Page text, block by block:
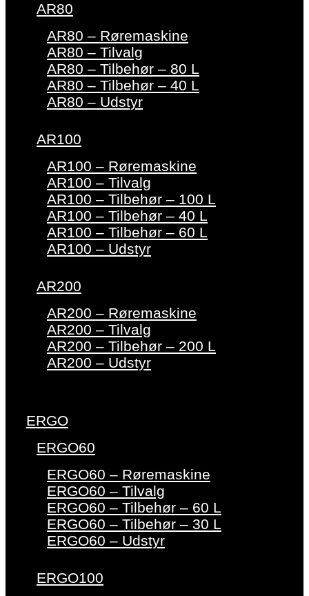
AR80
AR80 – Røremaskine
AR80 – Tilvalg
AR80 – Tilbehør – 80 L
AR80 – Tilbehør – 40 L
AR80 – Udstyr
AR100
AR100 – Røremaskine
AR100 – Tilvalg
AR100 – Tilbehør – 100 L
AR100 – Tilbehør – 40 L
AR100 – Tilbehør – 60 L
AR100 – Udstyr
AR200
AR200 – Røremaskine
AR200 – Tilvalg
AR200 – Tilbehør – 200 L
AR200 – Udstyr
ERGO
ERGO60
ERGO60 – Røremaskine
ERGO60 – Tilvalg
ERGO60 – Tilbehør – 60 L
ERGO60 – Tilbehør – 30 L
ERGO60 – Udstyr
ERGO100